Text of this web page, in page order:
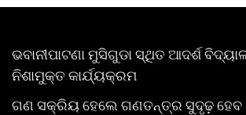
ଭବାନୀପାଟଣା ମୁସିଗୁଡା ସ୍ଥିତ ଆଦର୍ଶ
ନିଶାମୁକ୍ତ କାର୍ଯ୍ୟକ୍ରମ
ଗଣ ସକ୍ରିୟ ହେଲେ ଗଣତନ୍ତ୍ର ସୁଦୃଢ଼ ହେବ